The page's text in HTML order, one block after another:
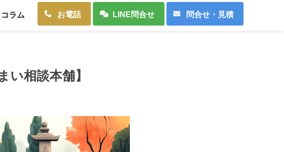
コラム お電話 LINE問合せ 問合せ・見積
い相談本舗】